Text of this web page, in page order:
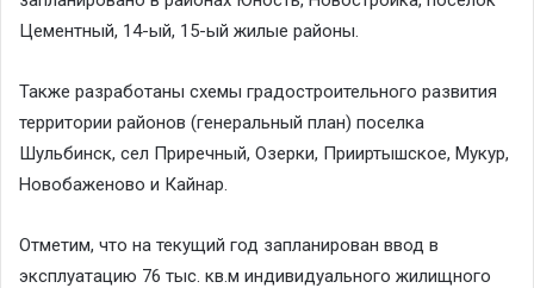
Цементный, 14-ый, 15-ый жилые районы.
Также разработаны схемы градостроительного развития
территории районов (генеральный план) поселка
Шульбинск, сел Приречный, Озерки, Прииртышское, Мукур,
Новобаженово и Кайнар.
Отметим, что на текущий год запланирован ввод в
эксплуатацию 76 тыс. кв.м индивидуального жилищного